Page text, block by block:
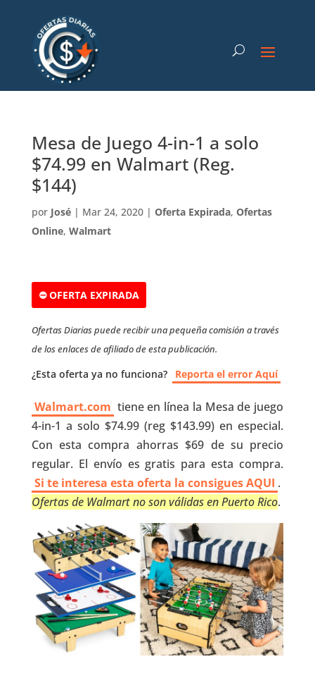
Mesa de Juego 4-in-1 a solo
$74.99 en Walmart (Reg.
$144)
por José| Mar 24, 2020| Oferta Expirada, Ofertas
Online, Walmart
⛔ OFERTA EXPIRADA
Ofertas Diarias puede recibir una pequeña comisión a través
de los enlaces de afiliado de esta publicación.
¿Esta oferta ya no funciona? Reporta el error Aquí
Walmart.com tiene en línea la Mesa de juego
4-in-1 a solo $74.99 (reg $143.99) en especial.
Con esta compra ahorras $69 de su precio
regular. El envío es gratis para esta compra.
Si te interesa esta oferta la consigues AQUI .
Ofertas de Walmart no son válidas en Puerto Rico.